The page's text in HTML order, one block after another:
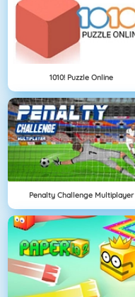
1010! Puzzle Online
Penalty Challenge Multiplayer